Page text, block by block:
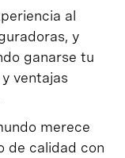
al
y
ganarse tu
ventajas
merece
de calidad con